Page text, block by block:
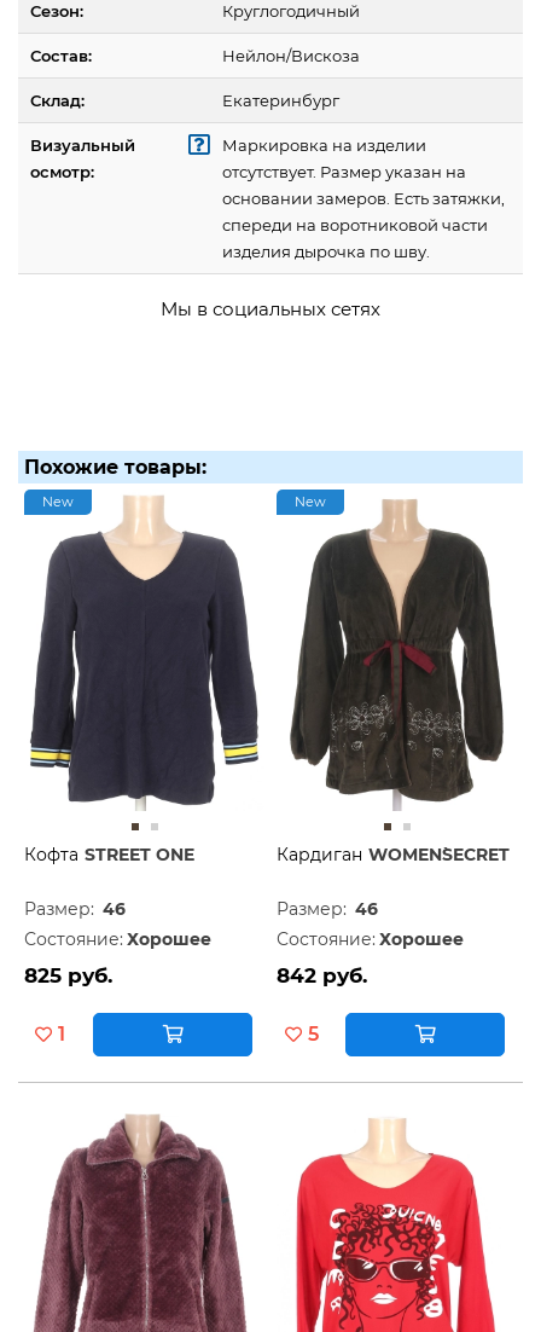
Сезон: Круглогодичный
Состав: Нейлон/Вискоза
Склад: Екатеринбург
Визуальный
осмотр:
Маркировка на изделии
отсутствует. Размер указан на
основании замеров. Есть затяжки,
спереди на воротниковой части
изделия дырочка по шву.
Мы в социальных сетях
Похожие товары:
New
Кофта STREET ONE
Размер: 46
Состояние: Хорошее
825 руб.
1
New
Кардиган WOMEN`SECRET
Размер: 46
Состояние: Хорошее
842 руб.
5